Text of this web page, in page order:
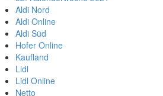
Aldi Nord
Aldi Online
Aldi Süd
Hofer Online
Kaufland
Lidl
Lidl Online
Netto